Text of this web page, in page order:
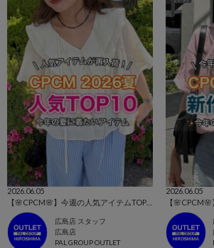
2026.06.05
広島店 スタッフ
広島店
PAL GROUP OUTLET
2026.06.05